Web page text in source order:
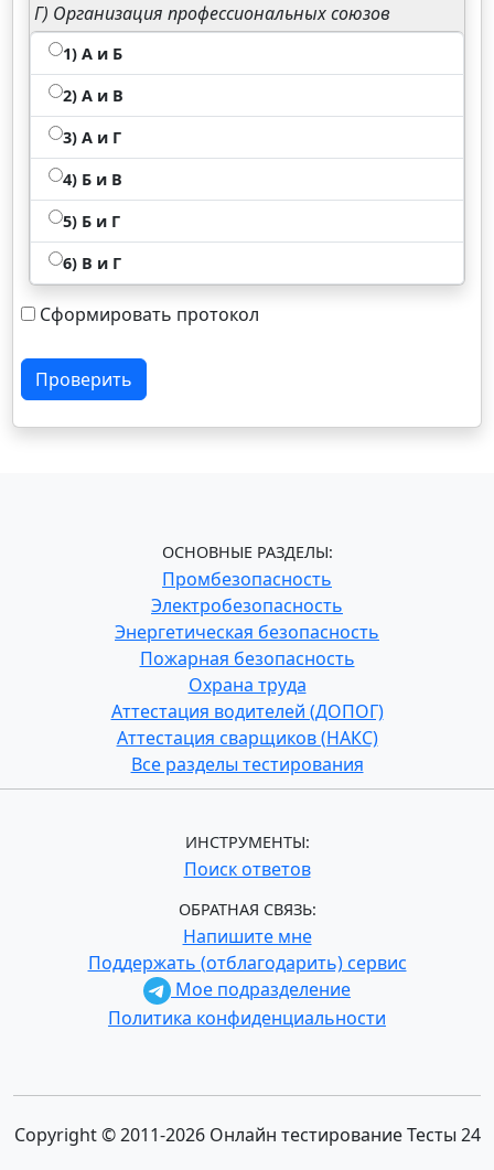
Г) Организация профессиональных союзов
1) A и Б
2) А и В
3) А и Г
4) Б и В
5) Б и Г
6) В и Г
Сформировать протокол
Проверить
ОСНОВНЫЕ РАЗДЕЛЫ:
Промбезопасность
Электробезопасность
Энергетическая безопасность
Пожарная безопасность
Охрана труда
Аттестация водителей (ДОПОГ)
Аттестация сварщиков (НАКС)
Все разделы тестирования
ИНСТРУМЕНТЫ:
Поиск ответов
ОБРАТНАЯ СВЯЗЬ:
Напишите мне
Поддержать (отблагодарить) сервис
Мое подразделение
Политика конфиденциальности
Copyright © 2011-2026 Онлайн тестирование Тесты 24